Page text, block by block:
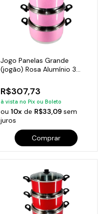
Jogo Panelas Grande
(jogão) Rosa Alumínio 3
R$307,73
à vista no Pix ou Boleto
ou 10xde R$33,09 sem
juros
Comprar